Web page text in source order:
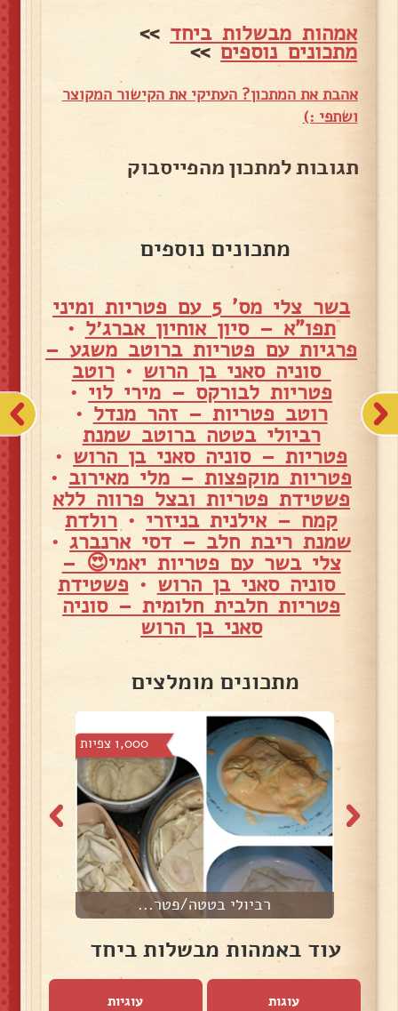
אמהות מבשלות ביחד >>
מתכונים נוספים>>
אהבת את המתכון? העתיקי את הקישור המקוצר
ושתפי :)
תגובות למתכון מהפייסבוק
מתכונים נוספים
בשר צלי מס' 5 עם פטריות ומיני
תפו"א – סיון אוחיון אברג׳ל •
פרגיות עם פטריות ברוטב משגע –
סוניה סאני בן הרוש •רוטב
פטריות לבורקס – מירי לוי •
רוטב פטריות – זהר מנדל •
רביולי בטטה ברוטב שמנת
פטריות – סוניה סאני בן הרוש •
פטריות מוקפצות – מלי מאירוב •
פשטידת פטריות ובצל פרווה ללא
קמח – אילנית בניזרי • רולדת
שמנת ריבת חלב – דסי ארנברג•
צלי בשר עם פטריות יאמי😍 –
סוניה סאני בן הרוש • פשטידת
פטריות חלבית חלומית – סוניה
סאני בן הרוש
מתכונים מומלצים
1,000 צפיות
רביולי בטטה/פטר...
עוד באמהות מבשלות ביחד
עוגות עוגיות